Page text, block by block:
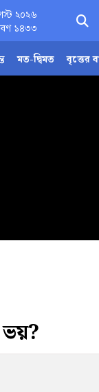
২০২৬
১৪৩৩
মত-দ্বিমত বৃত্তের